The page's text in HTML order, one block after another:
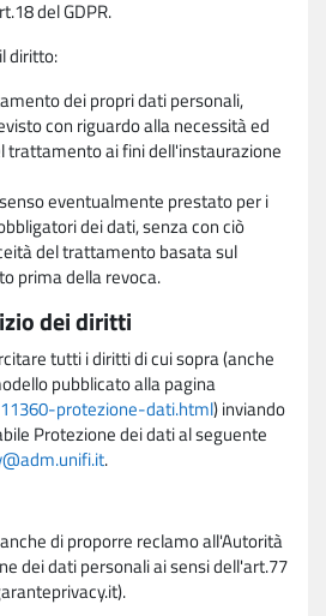
del GDPR.
diritto:
dei propri dati personali,
con riguardo alla necessità ed
trattamento ai fini dell'instaurazione
eventualmente prestato per i
dei dati, senza con ciò
del trattamento basata sul
prima della revoca.
dei diritti
tutti i diritti di cui sopra (anche
pubblicato alla pagina
protezione-dati.html) inviando
Protezione dei dati al seguente
.
di proporre reclamo all'Autorità
dei dati personali ai sensi dell'art.77